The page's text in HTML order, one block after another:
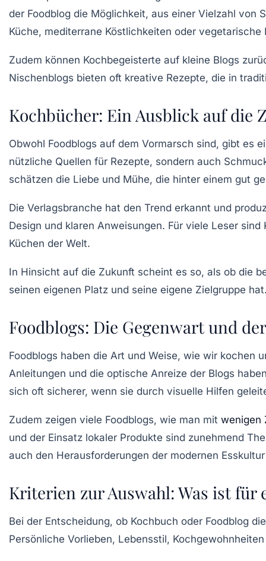
der Foodblog die Möglichkeit, aus einer Vielzahl von
Küche, mediterrane Köstlichkeiten oder
Zudem können Kochbegeisterte auf kleine Blogs
Nischenblogs bieten oft kreative Rezepte, die in
Kochbücher: Ein Ausblick auf die
Obwohl Foodblogs auf dem Vormarsch sind, gibt es
nützliche Quellen für Rezepte, sondern auch
schätzen die Liebe und Mühe, die hinter einem gut
Die Verlagsbranche hat den Trend erkannt und
Design und klaren Anweisungen. Für viele Leser
Küchen der Welt.
In Hinsicht auf die Zukunft scheint es so, als ob die
seinen eigenen Platz und seine eigene Zielgruppe
Foodblogs: Die Gegenwart und
Foodblogs haben die Art und Weise, wie wir kochen
Anleitungen und die optische Anreize der Blogs
sich oft sicherer, wenn sie durch visuelle Hilfen
Zudem zeigen viele Foodblogs, wie man mit wenigen
und der Einsatz lokaler Produkte sind zunehmend
auch den Herausforderungen der modernen
Kriterien zur Auswahl: Was ist für
Bei der Entscheidung, ob Kochbuch oder Foodblog
Persönliche Vorlieben, Lebensstil,